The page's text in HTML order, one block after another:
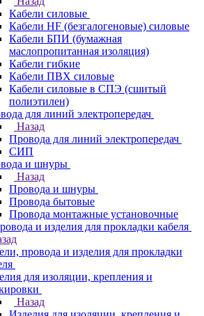
Кабели силовые
Кабели HF (безгалогеновые) силовые
Кабели БПИ (бумажная
маслопропитанная изоляция)
Кабели гибкие
Кабели ПВХ силовые
Кабели силовые в СПЭ (сшитый
полиэтилен)
для линий электропередач
Назад
Провода для линий электропередач
СИП
и шнуры
Назад
Провода и шнуры
Провода бытовые
Провода монтажные установочные
и изделия для прокладки кабеля
провода и изделия для прокладки
для изоляции, крепления и
Назад